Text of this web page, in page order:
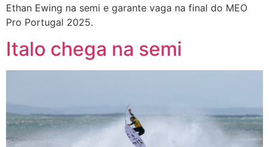
Ethan Ewing na semi e garante vaga na final do MEO
Pro Portugal 2025.
Italo chega na semi